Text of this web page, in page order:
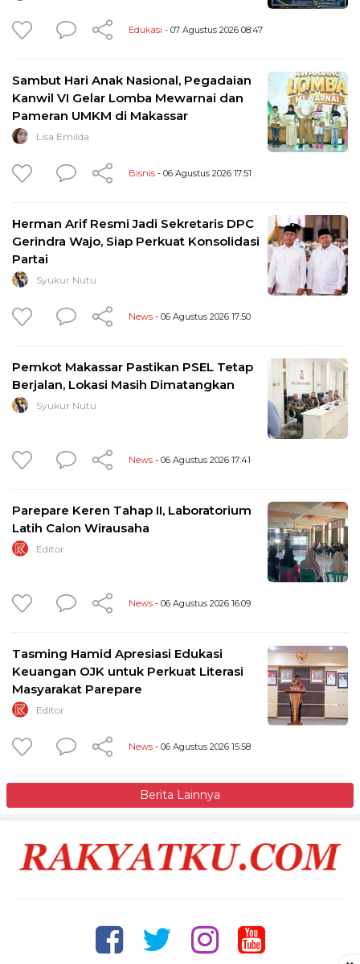
Edukasi - 07 Agustus 2026 08:47
Sambut Hari Anak Nasional, Pegadaian
Kanwil VI Gelar Lomba Mewarnai dan
Pameran UMKM di Makassar
Lisa Emilda
Bisnis - 06 Agustus 2026 17:51
Herman Arif Resmi Jadi Sekretaris DPC
Gerindra Wajo, Siap Perkuat Konsolidasi
Partai
Syukur Nutu
News - 06 Agustus 2026 17:50
Pemkot Makassar Pastikan PSEL Tetap
Berjalan, Lokasi Masih Dimatangkan
Syukur Nutu
News - 06 Agustus 2026 17:41
Parepare Keren Tahap II, Laboratorium
Latih Calon Wirausaha
Editor
News - 06 Agustus 2026 16:09
Tasming Hamid Apresiasi Edukasi
Keuangan OJK untuk Perkuat Literasi
Masyarakat Parepare
Editor
News - 06 Agustus 2026 15:58
Berita Lainnya